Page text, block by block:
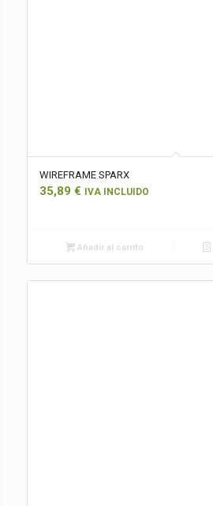
WIREFRAME SPARX
35,89 € IVA INCLUIDO
Añadir al carrito